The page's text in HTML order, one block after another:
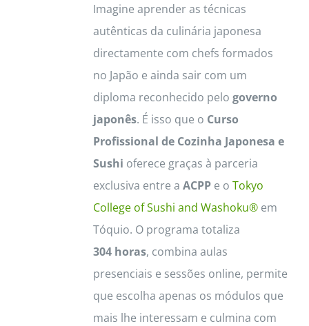
Imagine aprender as técnicas
autênticas da culinária japonesa
directamente com chefs formados
no Japão e ainda sair com um
diploma reconhecido pelo governo
japonês. É isso que o Curso
Profissional de Cozinha Japonesa e
Sushi oferece graças à parceria
exclusiva entre a ACPPe o Tokyo
College of Sushi and Washoku®em
Tóquio. O programa totaliza
304 horas, combina aulas
presenciais e sessões online, permite
que escolha apenas os módulos que
mais lhe interessam e culmina com